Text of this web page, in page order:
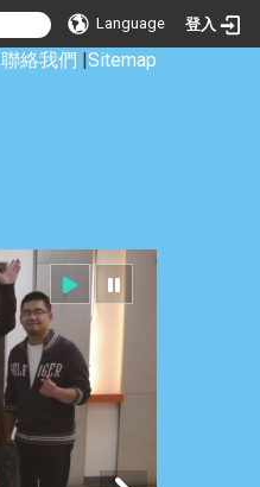
Language 登入
聯絡我們 |Sitemap